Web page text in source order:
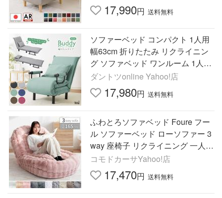
17,990円 送料無料
ソファーベッド コンパクト 1人用
幅63cm 折りたたみ リクライニン
グ ソファベッド ワンルーム 1人掛
け 一人用 おしゃれ 爆買
ダントツonline Yahoo!店
17,980円 送料無料
ふわとろソファベッド Foure フー
ル ソファーベッド ローソファー 3
way 座椅子 リクライニング 一人掛
け 二人掛け おしゃれ かわいい SF-
1650 SF-1700B SF-1800
コモドカーサYahoo!店
17,470円 送料無料